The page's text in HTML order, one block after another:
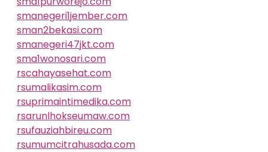
smanegeri1jember.com
sman2bekasi.com
smanegeri47jkt.com
sma1wonosari.com
rscahayasehat.com
rsumalikasim.com
rsuprimaintimedika.com
rsarunlhokseumaw.com
rsufauziahbireu.com
rsumumcitrahusada.com